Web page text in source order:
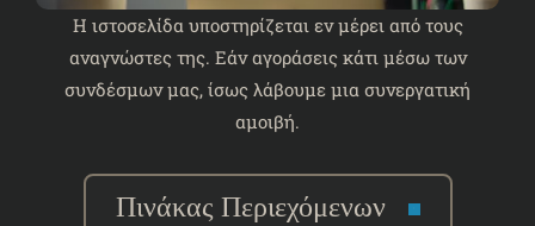
Η ιστοσελίδα υποστηρίζεται εν μέρει από τους
αναγνώστες της. Εάν αγοράσεις κάτι μέσω των
συνδέσμων μας, ίσως λάβουμε μια συνεργατική
αμοιβή.
Πινάκας Περιεχόμενων